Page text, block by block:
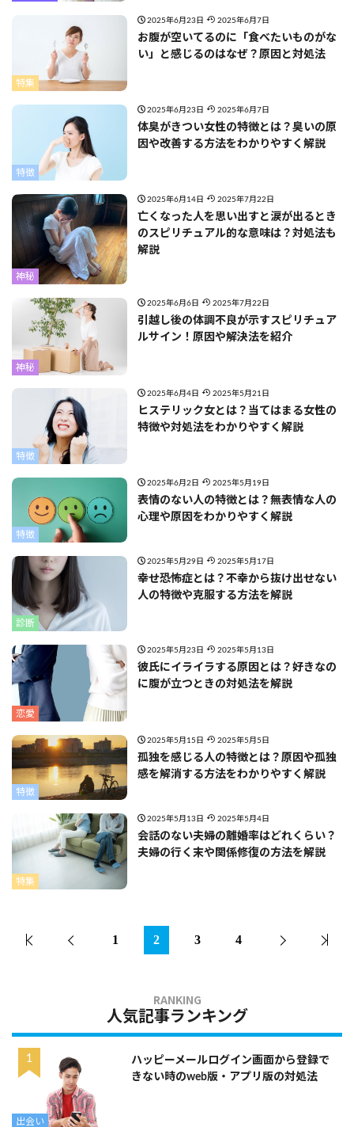
特集
2025年6月23日 2025年6月7日
お腹が空いてるのに「食べたいものがな
い」と感じるのはなぜ？原因と対処法
特徴
2025年6月23日 2025年6月7日
体臭がきつい女性の特徴とは？臭いの原
因や改善する方法をわかりやすく解説
神秘
2025年6月14日 2025年7月22日
亡くなった人を思い出すと涙が出るとき
のスピリチュアル的な意味は？対処法も
解説
神秘
2025年6月6日 2025年7月22日
引越し後の体調不良が示すスピリチュア
ルサイン！原因や解決法を紹介
特徴
2025年6月4日 2025年5月21日
ヒステリック女とは？当てはまる女性の
特徴や対処法をわかりやすく解説
特徴
2025年6月2日 2025年5月19日
表情のない人の特徴とは？無表情な人の
心理や原因をわかりやすく解説
診断
2025年5月29日 2025年5月17日
幸せ恐怖症とは？不幸から抜け出せない
人の特徴や克服する方法を解説
恋愛
2025年5月23日 2025年5月13日
彼氏にイライラする原因とは？好きなの
に腹が立つときの対処法を解説
特徴
2025年5月15日 2025年5月5日
孤独を感じる人の特徴とは？原因や孤独
感を解消する方法をわかりやすく解説
特集
2025年5月13日 2025年5月4日
会話のない夫婦の離婚率はどれくらい？
夫婦の行く末や関係修復の方法を解説
1 2 3 4
人気記事ランキング
出会い
ハッピーメールログイン画面から登録で
きない時のweb版・アプリ版の対処法